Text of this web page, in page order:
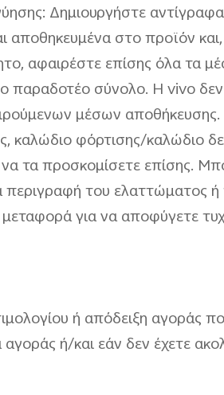
Δημιουργήστε
στο προϊόν και,
αφαιρέστε επίσης όλα τα
παραδοτέο σύνολο. Η vivo δεν
μέσων
καλώδιο φόρτισης/καλώδιο
τα προσκομίσετε επίσης.
του ελαττώματος ή
για να αποφύγετε
ή απόδειξη αγοράς
ή/και εάν δεν έχετε